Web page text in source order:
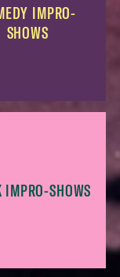
IMPRO-
SHOWS
IMPRO-SHOWS